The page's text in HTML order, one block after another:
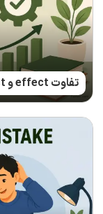
تفاوت effect و affect چیست؟